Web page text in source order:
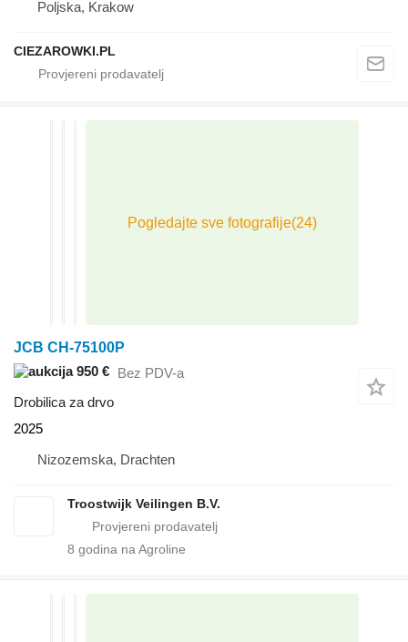
Poljska, Krakow
CIEZAROWKI.PL
JCB CH-75100P
950 € Bez PDV-a
Drobilica za drvo
2025
Nizozemska, Drachten
Troostwijk Veilingen B.V.
8 godina na Agroline